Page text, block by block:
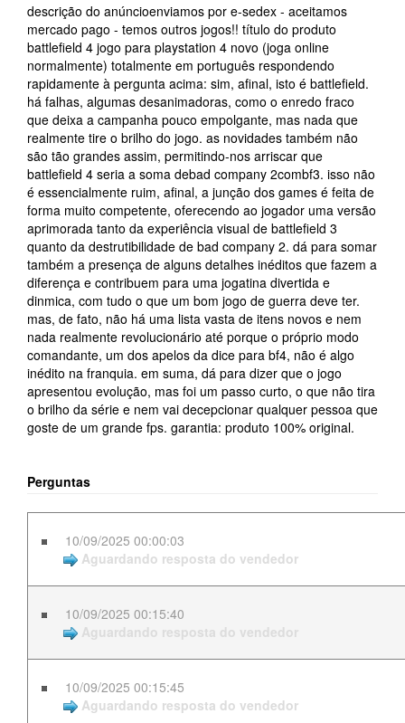
descrição do anúncioenviamos por e-sedex - aceitamos
mercado pago - temos outros jogos!! título do produto
battlefield 4 jogo para playstation 4 novo (joga online
normalmente) totalmente em português respondendo
rapidamente à pergunta acima: sim, afinal, isto é battlefield.
há falhas, algumas desanimadoras, como o enredo fraco
que deixa a campanha pouco empolgante, mas nada que
realmente tire o brilho do jogo. as novidades também não
são tão grandes assim, permitindo-nos arriscar que
battlefield 4 seria a soma debad company 2combf3. isso não
é essencialmente ruim, afinal, a junção dos games é feita de
forma muito competente, oferecendo ao jogador uma versão
aprimorada tanto da experiência visual de battlefield 3
quanto da destrutibilidade de bad company 2. dá para somar
também a presença de alguns detalhes inéditos que fazem a
diferença e contribuem para uma jogatina divertida e
dinmica, com tudo o que um bom jogo de guerra deve ter.
mas, de fato, não há uma lista vasta de itens novos e nem
nada realmente revolucionário até porque o próprio modo
comandante, um dos apelos da dice para bf4, não é algo
inédito na franquia. em suma, dá para dizer que o jogo
apresentou evolução, mas foi um passo curto, o que não tira
o brilho da série e nem vai decepcionar qualquer pessoa que
goste de um grande fps. garantia: produto 100% original.
Perguntas
10/09/2025 00:00:03
Aguardando resposta do vendedor
10/09/2025 00:15:40
Aguardando resposta do vendedor
10/09/2025 00:15:45
Aguardando resposta do vendedor